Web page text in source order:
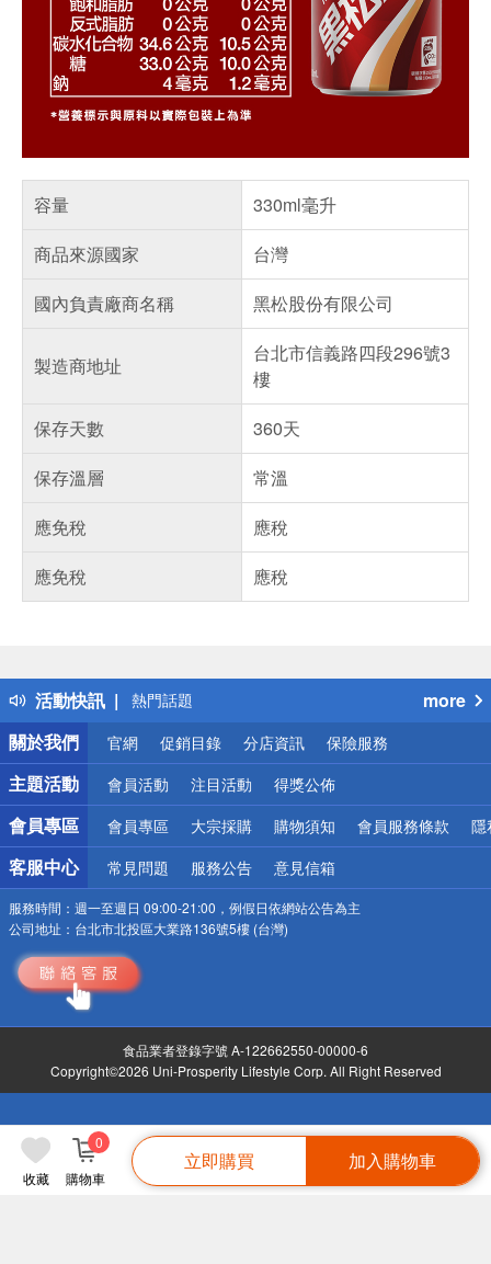
收藏 購物車
0
立即購買 加入購物車
容量
330ml毫升
商品來源國家
台灣
國內負責廠商名稱
黑松股份有限公司
製造商地址
台北市信義路四段296號3
樓
保存天數
360天
保存溫層
常溫
應免稅
應稅
應免稅
應稅
活動快訊
得獎公告
熱門話題
銀行優惠
偏遠地區配送
詐騙網頁！請小心！
more
關於我們
官網 促銷目錄 分店資訊 保險服務
主題活動 會員活動 注目活動 得獎公佈
會員專區 會員專區 大宗採購 購物須知 會員服務條款 隱
客服中心 常見問題 服務公告 意見信箱
服務時間： 週一至週日 09:00-21:00，例假日依網站公告為主
公司地址： 台北市北投區大業路136號5樓 (台灣)
食品業者登錄字號 A-122662550-00000-6
Copyright©2026 Uni-Prosperity Lifestyle Corp. All Right Reserved